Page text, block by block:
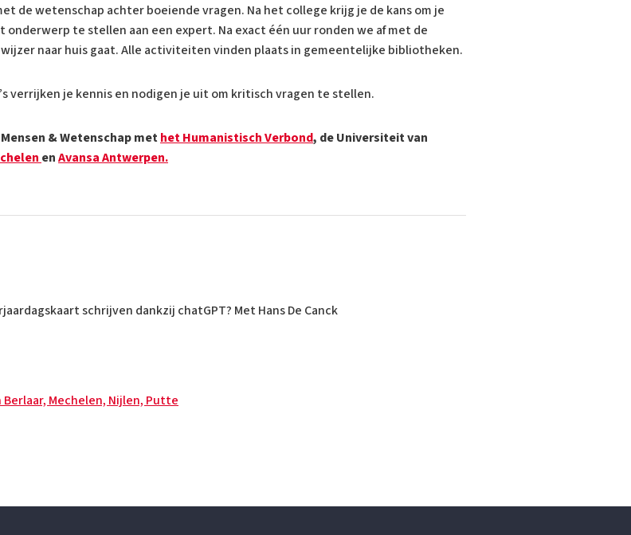
de wetenschap achter boeiende vragen. Na het college krijg je de kans om je
onderwerp te stellen aan een expert. Na exact één uur ronden we af met de
naar huis gaat. Alle activiteiten vinden plaats in gemeentelijke bibliotheken.
verrijken je kennis en nodigen je uit om kritisch vragen te stellen.
& Wetenschap methet Humanistisch Verbond, de Universiteit van
enAvansa Antwerpen.
schrijven dankzij chatGPT? Met Hans De Canck
Mechelen, Nijlen, Putte